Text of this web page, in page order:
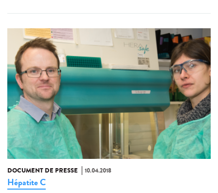
DOCUMENT DE PRESSE 10.04.2018
Hépatite C